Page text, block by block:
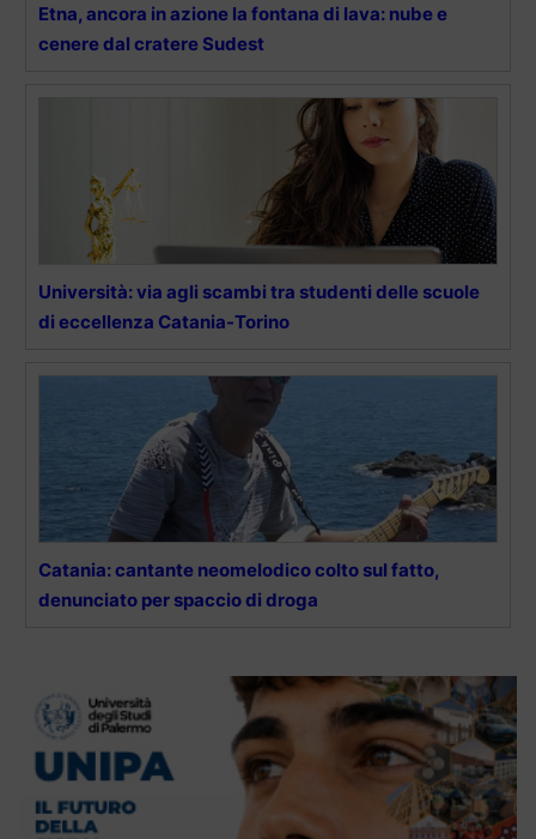
Etna, ancora in azione la fontana di lava: nube e
cenere dal cratere Sudest
Università: via agli scambi tra studenti delle scuole
di eccellenza Catania-Torino
Catania: cantante neomelodico colto sul fatto,
denunciato per spaccio di droga